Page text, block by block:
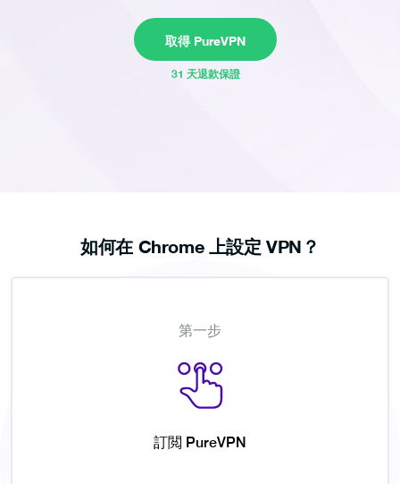
取得 PureVPN
31 天退款保證
如何在 Chrome 上設定 VPN？
第一步
訂閲 PureVPN